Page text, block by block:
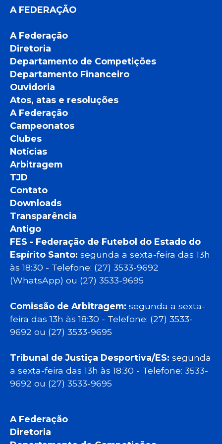
A FEDERAÇÃO
A Federação
Diretoria
Departamento de Competições
Departamento Financeiro
Ouvidoria
Atos, atas e resoluções
A Federação
Campeonatos
Clubes
Notícias
Arbitragem
TJD
Contato
Downloads
Transparência
Antigo
FES - Federação de Futebol do Estado do
Espírito Santo: segunda a sexta-feira das 13h
às 18:30 - Telefone: (27) 3533-9692
(WhatsApp) ou (27) 3533-9695
Comissão de Arbitragem: segunda a sexta-
feira das 13h às 18:30 - Telefone: (27) 3533-
9692 ou (27) 3533-9695
Tribunal de Justiça Desportiva/ES: segunda
a sexta-feira das 13h às 18:30 - Telefone: 3533-
9692 ou (27) 3533-9695
A Federação
Diretoria